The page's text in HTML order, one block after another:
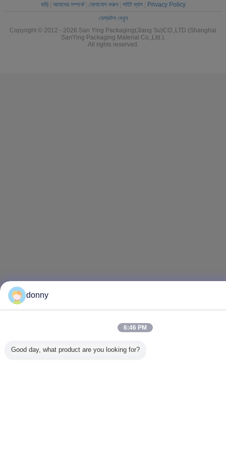
বাড়ি| আমাদের সম্পর্কে| যোগাযোগ করুন| সাইট ম্যাপ|
Privacy Policy
ডেস্কটপ দেখুন
Copyright © 2012 - 2026 San Ying Packaging(Jiang Su)CO.,LTD (Shanghai
SanYing Packaging Material Co.,Ltd.).
All rights reserved.
donny
6:46 PM
Good day, what product are you looking for?